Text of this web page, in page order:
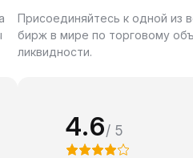
Присоединяйтесь к одной из
бирж в мире по торговому
ликвидности.
4.6/ 5